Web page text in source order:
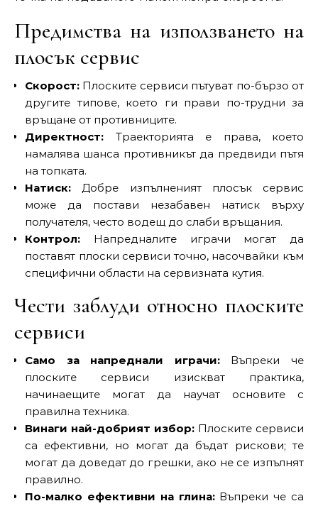
Предимства на използването на
плосък сервис
Скорост: Плоските сервиси пътуват по-бързо от
другите типове, което ги прави по-трудни за
връщане от противниците.
Директност: Траекторията е права, което
намалява шанса противникът да предвиди пътя
на топката.
Натиск: Добре изпълненият плосък сервис
може да постави незабавен натиск върху
получателя, често водещ до слаби връщания.
Контрол: Напредналите играчи могат да
поставят плоски сервиси точно, насочвайки към
специфични области на сервизната кутия.
Чести заблуди относно плоските
сервиси
Само за напреднали играчи:Въпреки че
плоските сервиси изискват практика,
начинаещите могат да научат основите с
правилна техника.
Винаги най-добрият избор: Плоските сервиси
са ефективни, но могат да бъдат рискови; те
могат да доведат до грешки, ако не се изпълнят
правилно.
По-малко ефективни на глина:Въпреки че са